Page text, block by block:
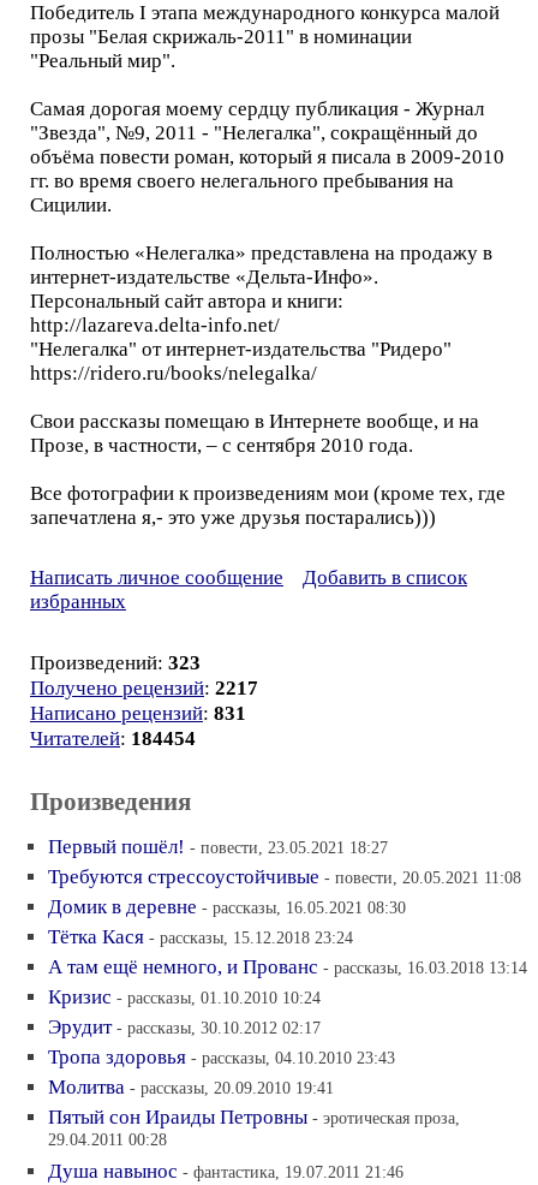
Победитель I этапа международного конкурса малой
прозы "Белая скрижаль-2011" в номинации
"Реальный мир".
Самая дорогая моему сердцу публикация - Журнал
"Звезда", №9, 2011 - "Нелегалка", сокращённый до
объёма повести роман, который я писала в 2009-2010
гг. во время своего нелегального пребывания на
Сицилии.
Полностью «Нелегалка» представлена на продажу в
интернет-издательстве «Дельта-Инфо».
Персональный сайт автора и книги:
http://lazareva.delta-info.net/
"Нелегалка" от интернет-издательства "Ридеро"
https://ridero.ru/books/nelegalka/
Свои рассказы помещаю в Интернете вообще, и на
Прозе, в частности, – с сентября 2010 года.
Все фотографии к произведениям мои (кроме тех, где
запечатлена я,- это уже друзья постарались)))
Написать личное сообщение
Добавить в список
избранных
Произведений: 323
Получено рецензий: 2217
Написано рецензий: 831
Читателей: 184454
Произведения
Первый пошёл! - повести, 23.05.2021 18:27
Требуются стрессоустойчивые - повести, 20.05.2021 11:08
Домик в деревне - рассказы, 16.05.2021 08:30
Тётка Кася - рассказы, 15.12.2018 23:24
А там ещё немного, и Прованс - рассказы, 16.03.2018 13:14
Кризис - рассказы, 01.10.2010 10:24
Эрудит - рассказы, 30.10.2012 02:17
Тропа здоровья - рассказы, 04.10.2010 23:43
Молитва - рассказы, 20.09.2010 19:41
Пятый сон Ираиды Петровны - эротическая проза,
29.04.2011 00:28
Душа навынос - фантастика, 19.07.2011 21:46